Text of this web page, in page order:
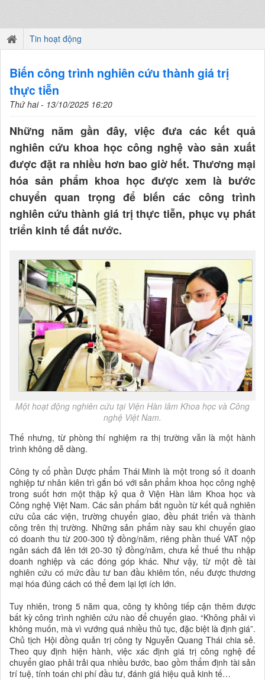
Tin hoạt động
Biến công trình nghiên cứu thành giá trị
thực tiễn
Thứ hai - 13/10/2025 16:20
Những năm gần đây, việc đưa các kết quả
nghiên cứu khoa học công nghệ vào sản xuất
được đặt ra nhiều hơn bao giờ hết. Thương mại
hóa sản phẩm khoa học được xem là bước
chuyển quan trọng để biến các công trình
nghiên cứu thành giá trị thực tiễn, phục vụ phát
triển kinh tế đất nước.
Một hoạt động nghiên cứu tại Viện Hàn lâm Khoa học và Công
nghệ Việt Nam.
Thế nhưng, từ phòng thí nghiệm ra thị trường vẫn là một hành
trình không dễ dàng.
Công ty cổ phần Dược phẩm Thái Minh là một trong số ít doanh
nghiệp tư nhân kiên trì gắn bó với sản phẩm khoa học công nghệ
trong suốt hơn một thập kỷ qua ở Viện Hàn lâm Khoa học và
Công nghệ Việt Nam. Các sản phẩm bắt nguồn từ kết quả nghiên
cứu của các viện, trường chuyển giao, đều phát triển và thành
công trên thị trường. Những sản phẩm này sau khi chuyển giao
có doanh thu từ 200-300 tỷ đồng/năm, riêng phần thuế VAT nộp
ngân sách đã lên tới 20-30 tỷ đồng/năm, chưa kể thuế thu nhập
doanh nghiệp và các đóng góp khác. Như vậy, từ một đề tài
nghiên cứu có mức đầu tư ban đầu khiêm tốn, nếu được thương
mại hóa đúng cách có thể đem lại lợi ích lớn.
Tuy nhiên, trong 5 năm qua, công ty không tiếp cận thêm được
bất kỳ công trình nghiên cứu nào để chuyển giao. “Không phải vì
không muốn, mà vì vướng quá nhiều thủ tục, đặc biệt là định giá”.
Chủ tịch Hội đồng quản trị công ty Nguyễn Quang Thái chia sẻ.
Theo quy định hiện hành, việc xác định giá trị công nghệ để
chuyển giao phải trải qua nhiều bước, bao gồm thẩm định tài sản
trí tuệ, tính toán chi phí đầu tư, đánh giá hiệu quả kinh tế…